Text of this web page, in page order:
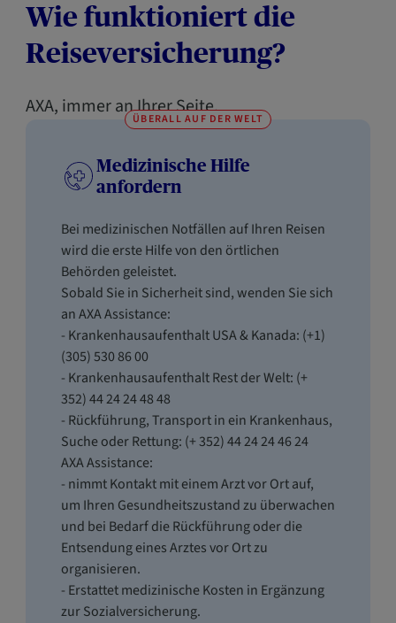
Wie funktioniert die
Reiseversicherung?
AXA, immer an Ihrer Seite.
ÜBERALL AUF DER WELT
Medizinische Hilfe
anfordern
Bei medizinischen Notfällen auf Ihren Reisen
wird die erste Hilfe von den örtlichen
Behörden geleistet.
Sobald Sie in Sicherheit sind, wenden Sie sich
an AXA Assistance:
- Krankenhausaufenthalt USA & Kanada: (+1)
(305) 530 86 00
- Krankenhausaufenthalt Rest der Welt: (+
352) 44 24 24 48 48
- Rückführung, Transport in ein Krankenhaus,
Suche oder Rettung: (+ 352) 44 24 24 46 24
AXA Assistance:
- nimmt Kontakt mit einem Arzt vor Ort auf,
um Ihren Gesundheitszustand zu überwachen
und bei Bedarf die Rückführung oder die
Entsendung eines Arztes vor Ort zu
organisieren.
- Erstattet medizinische Kosten in Ergänzung
zur Sozialversicherung.